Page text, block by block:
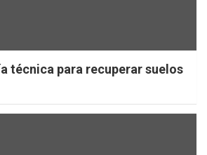
técnica para recuperar suelos